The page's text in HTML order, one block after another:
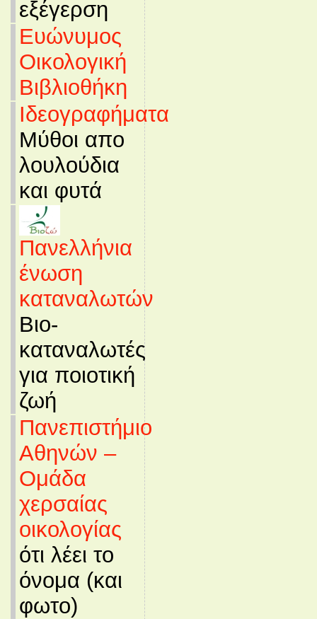
εξέγερση
Ευώνυμος
Οικολογική
Βιβλιοθήκη
Ιδεογραφήματα
Μύθοι απο
λουλούδια
και φυτά
Πανελλήνια
ένωση
καταναλωτών
Βιο-
καταναλωτές
για ποιοτική
ζωή
Πανεπιστήμιο
Αθηνών –
Ομάδα
χερσαίας
οικολογίας
ότι λέει το
όνομα (και
φωτο)